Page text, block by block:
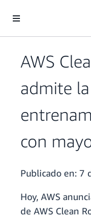
AWS
admite
con
Publicado en: 7
Hoy, AWS
de AWS Clean